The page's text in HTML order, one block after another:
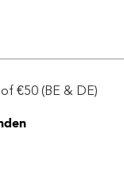
€50 (BE & DE)